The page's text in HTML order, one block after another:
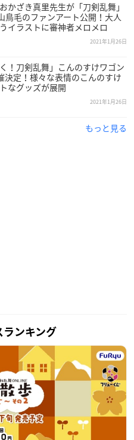
かざき真里先生が「刀剣乱舞」
鳥毛のファンアート公開！大人
イラストに審神者メロメロ
2021年1月26日
く！刀剣乱舞」こんのすけワゴン
決定！様々な表情のこんのすけ
なグッズが展開
2021年1月26日
もっと見る
ランキング